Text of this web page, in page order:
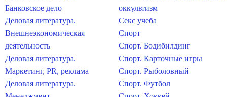
Банковское дело
Деловая литература.
Внешнеэкономическая
деятельность
Деловая литература.
Маркетинг, PR, реклама
Деловая литература.
оккультизм
Секс учеба
Спорт
Спорт. Бодибилдинг
Спорт. Карточные игры
Спорт. Рыболовный
Спорт. Футбол